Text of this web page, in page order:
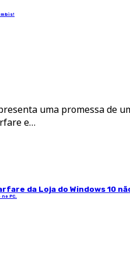
uma promessa de
e…
da Loja do Windows 10
PC.